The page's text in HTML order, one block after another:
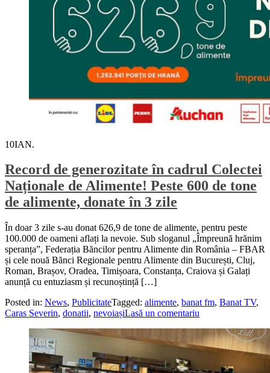
10IAN.
Record de generozitate în cadrul Colectei
Naționale de Alimente! Peste 600 de tone
de alimente, donate în 3 zile
În doar 3 zile s-au donat 626,9 de tone de alimente, pentru peste
100.000 de oameni aflați la nevoie. Sub sloganul „Împreună hrănim
speranța”, Federația Băncilor pentru Alimente din România – FBAR
și cele nouă Bănci Regionale pentru Alimente din București, Cluj,
Roman, Brașov, Oradea, Timișoara, Constanța, Craiova și Galați
anunță cu entuziasm și recunoștință […]
Posted in: News, PublicitateTagged: alimente, banat fm, Banat TV,
Caras Severin, donatii, nevoiașiLasă un comentariu